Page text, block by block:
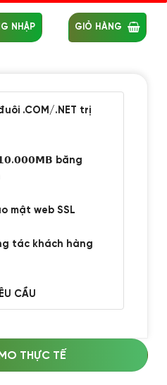
NHẬP GIỎ HÀNG
.COM/.NET trị
𝟭𝟬.𝟬𝟬𝟬𝗠𝗕 băng
mật web SSL
tác khách hàng
CẦU
tin doanh nghiệp
THỰC TẾ